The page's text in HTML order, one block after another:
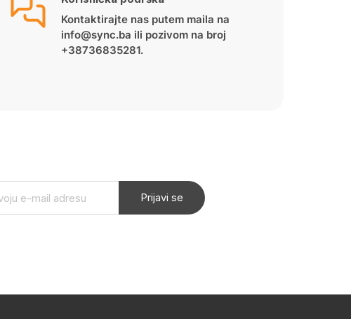
Kontaktirajte nas putem maila na
info@sync.ba ili pozivom na broj
+38736835281.
Prijavi se